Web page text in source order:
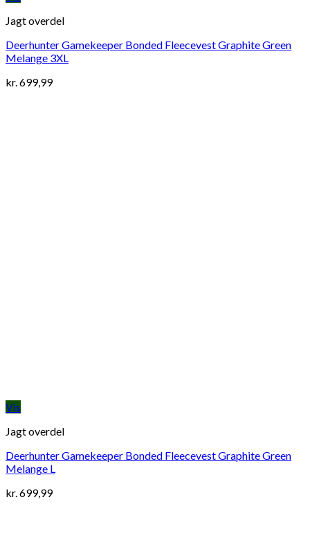
Jagt overdel
Deerhunter Gamekeeper Bonded Fleecevest Graphite Green
Melange 3XL
kr.699,99
Vis
Jagt overdel
Deerhunter Gamekeeper Bonded Fleecevest Graphite Green
Melange L
kr.699,99